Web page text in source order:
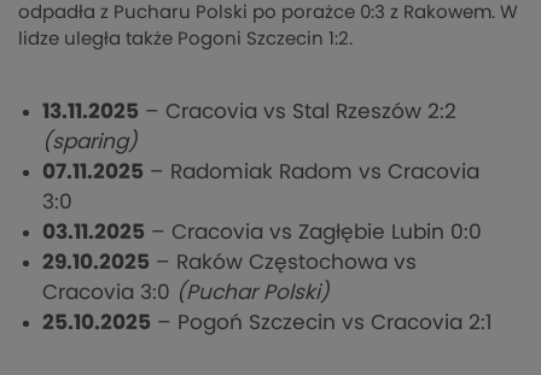
odpadła z Pucharu Polski po porażce 0:3 z Rakowem. W
lidze uległa także Pogoni Szczecin 1:2.
13.11.2025 – Cracovia vs Stal Rzeszów 2:2
(sparing)
07.11.2025 – Radomiak Radom vs Cracovia
3:0
03.11.2025 – Cracovia vs Zagłębie Lubin 0:0
29.10.2025 – Raków Częstochowa vs
Cracovia 3:0 (Puchar Polski)
25.10.2025 – Pogoń Szczecin vs Cracovia 2:1